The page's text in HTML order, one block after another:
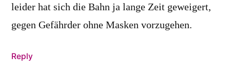
leider hat sich die Bahn ja lange Zeit geweigert,
gegen Gefährder ohne Masken vorzugehen.
Reply